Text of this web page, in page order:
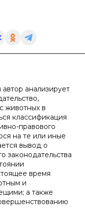
анализирует
животных в
классификация
правового
на те или иные
вывод о
законодательства
время
и
а также